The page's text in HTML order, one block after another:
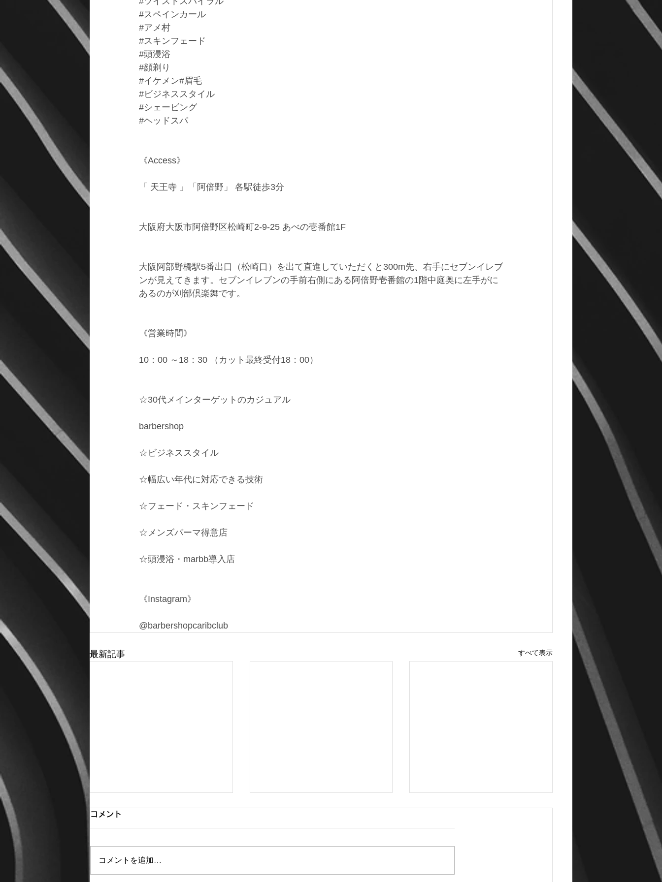
#スペインカール
#アメ村
#スキンフェード
#頭浸浴
#顔剃り
#イケメン#眉毛
#ビジネススタイル
#シェービング
#ヘッドスパ
《Access》
「 天王寺 」「阿倍野」 各駅徒歩3分
大阪府大阪市阿倍野区松崎町2-9-25 あべの壱番館1F
大阪阿部野橋駅5番出口（松崎口）を出て直進していただくと300m先、右手にセブンイレブ
ンが見えてきます。セブンイレブンの手前右側にある阿倍野壱番館の1階中庭奥に左手がに
あるのが刈部倶楽舞です。
《営業時間》
10：00 ～18：30 （カット最終受付18：00）
☆30代メインターゲットのカジュアル
barbershop
☆ビジネススタイル
☆幅広い年代に対応できる技術
☆フェード・スキンフェード
☆メンズパーマ得意店
☆頭浸浴・marbb導入店
《Instagram》
@barbershopcaribclub
最新記事 すべて表示
コメント
コメントを追加…